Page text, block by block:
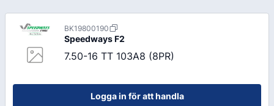
BK19800190
SpeedwaysF2
7.50-16 TT 103A8 (8PR)
Logga in för att handla